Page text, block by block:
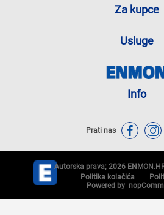
Za kupce
Usluge
Info
Prati nas
Autorska prava; 2026
Politika kolačića
Powered by